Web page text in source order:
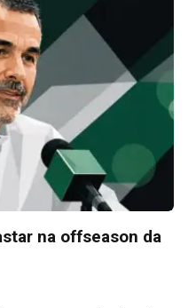
na offseason da